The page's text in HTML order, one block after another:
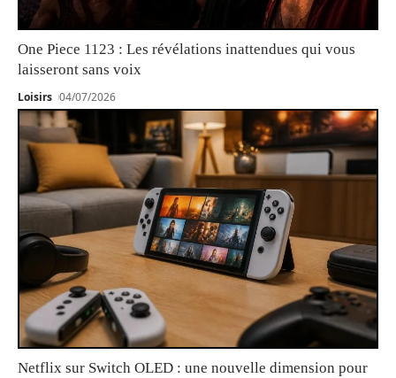
One Piece 1123 : Les révélations inattendues qui vous
laisseront sans voix
Loisirs 04/07/2026
Netflix sur Switch OLED : une nouvelle dimension pour